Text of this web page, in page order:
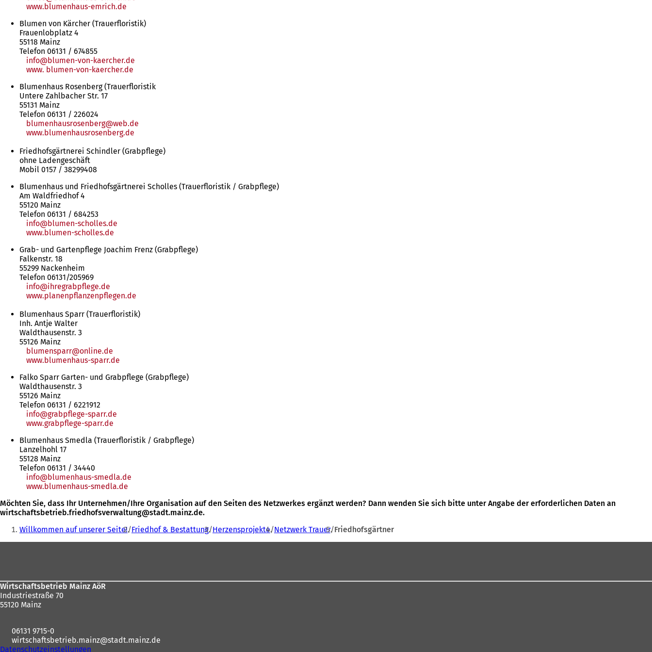
www.blumenhaus-emrich.de
einem
Blumen von Kärcher (Trauerfloristik)
Frauenlobplatz 4
55118 Mainz
Telefon 06131 / 674855
info
blumen-von-kaercher de
www. blumen-von-kaercher.de
einem
Blumenhaus Rosenberg (Trauerfloristik
Untere Zahlbacher Str. 17
55131 Mainz
Telefon 06131 / 226024
blumenhausrosenberg
web de
www.blumenhausrosenberg.de
einem
Friedhofsgärtnerei Schindler (Grabpflege)
ohne Ladengeschäft
Mobil 0157 / 38299408
Blumenhaus und Friedhofsgärtnerei Scholles (Trauerfloristik / Grabpflege)
Am Waldfriedhof 4
55120 Mainz
Telefon 06131 / 684253
info
blumen-scholles de
www.blumen-scholles.de
einem
Grab- und Gartenpflege Joachim Frenz (Grabpflege)
Falkenstr. 18
55299 Nackenheim
Telefon 06131/205969
info
ihregrabpflege de
www.planenpflanzenpflegen.de
einem
Blumenhaus Sparr (Trauerfloristik)
Inh. Antje Walter
Waldthausenstr. 3
55126 Mainz
blumensparr
online de
www.blumenhaus-sparr.de
einem
Falko Sparr Garten- und Grabpflege (Grabpflege)
Waldthausenstr. 3
55126 Mainz
Telefon 06131 / 6221912
info
grabpflege-sparr de
www.grabpflege-sparr.de
einem
Blumenhaus Smedla (Trauerfloristik / Grabpflege)
Lanzelhohl 17
55128 Mainz
Telefon 06131 / 34440
info
blumenhaus-smedla de
www.blumenhaus-smedla.de
einem
neuen
Möchten Sie, dass Ihr Unternehmen/Ihre Organisation auf den Seiten des Netzwerkes ergänzt werden? Dann wenden Sie sich bitte unter Angabe der erforderlichen Daten an
wirtschaftsbetrieb.friedhofsverwaltung
stadt.mainz de.
Sie
befinden
Willkommen auf unserer Seite! Friedhof & Bestattung Herzensprojekte Netzwerk Trauer Friedhofsgärtner
Wirtschaftsbetrieb Mainz AöR
Industriestraße 70
55120 Mainz
06131 9715-0
wirtschaftsbetrieb.mainz
stadt.mainz de
Datenschutzeinstellungen